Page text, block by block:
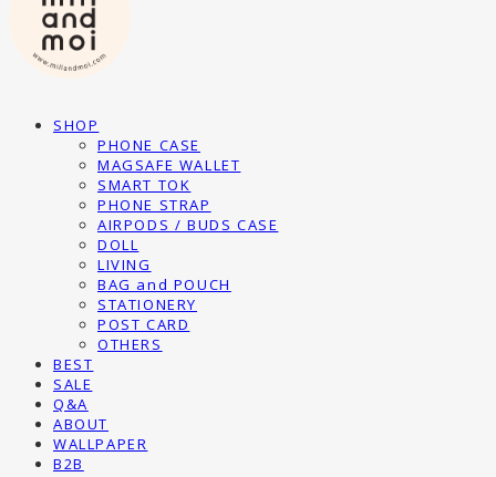
SHOP
PHONE CASE
MAGSAFE WALLET
SMART TOK
PHONE STRAP
AIRPODS / BUDS CASE
DOLL
LIVING
BAG and POUCH
STATIONERY
POST CARD
OTHERS
BEST
SALE
Q&A
ABOUT
WALLPAPER
B2B